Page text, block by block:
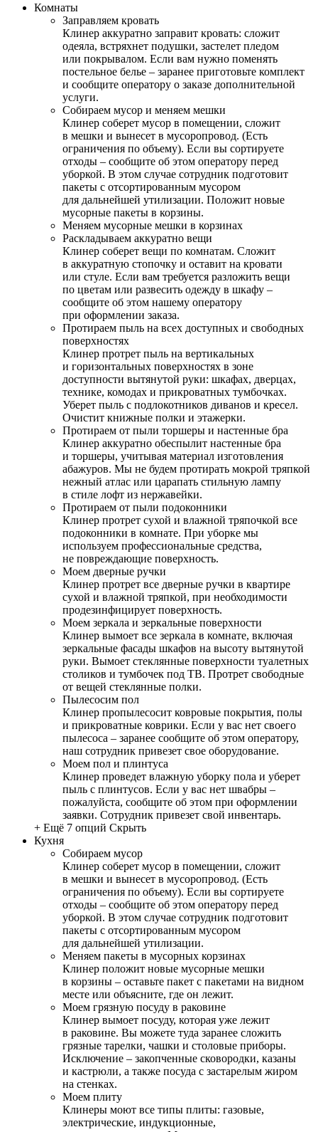
Комнаты
Заправляем кровать
Клинер аккуратно заправит кровать: сложит
одеяла, встряхнет подушки, застелет пледом
или покрывалом. Если вам нужно поменять
постельное белье – заранее приготовьте комплект
и сообщите оператору о заказе дополнительной
услуги.
Собираем мусор и меняем мешки
Клинер соберет мусор в помещении, сложит
в мешки и вынесет в мусоропровод. (Есть
ограничения по объему). Если вы сортируете
отходы – сообщите об этом оператору перед
уборкой. В этом случае сотрудник подготовит
пакеты с отсортированным мусором
для дальнейшей утилизации. Положит новые
мусорные пакеты в корзины.
Меняем мусорные мешки в корзинах
Раскладываем аккуратно вещи
Клинер соберет вещи по комнатам. Сложит
в аккуратную стопочку и оставит на кровати
или стуле. Если вам требуется разложить вещи
по цветам или развесить одежду в шкафу –
сообщите об этом нашему оператору
при оформлении заказа.
Протираем пыль на всех доступных и свободных
поверхностях
Клинер протрет пыль на вертикальных
и горизонтальных поверхностях в зоне
доступности вытянутой руки: шкафах, дверцах,
технике, комодах и прикроватных тумбочках.
Уберет пыль с подлокотников диванов и кресел.
Очистит книжные полки и этажерки.
Протираем от пыли торшеры и настенные бра
Клинер аккуратно обеспылит настенные бра
и торшеры, учитывая материал изготовления
абажуров. Мы не будем протирать мокрой тряпкой
нежный атлас или царапать стильную лампу
в стиле лофт из нержавейки.
Протираем от пыли подоконники
Клинер протрет сухой и влажной тряпочкой все
подоконники в комнате. При уборке мы
используем профессиональные средства,
не повреждающие поверхность.
Моем дверные ручки
Клинер протрет все дверные ручки в квартире
сухой и влажной тряпкой, при необходимости
продезинфицирует поверхность.
Моем зеркала и зеркальные поверхности
Клинер вымоет все зеркала в комнате, включая
зеркальные фасады шкафов на высоту вытянутой
руки. Вымоет стеклянные поверхности туалетных
столиков и тумбочек под ТВ. Протрет свободные
от вещей стеклянные полки.
Пылесосим пол
Клинер пропылесосит ковровые покрытия, полы
и прикроватные коврики. Если у вас нет своего
пылесоса – заранее сообщите об этом оператору,
наш сотрудник привезет свое оборудование.
Моем пол и плинтуса
Клинер проведет влажную уборку пола и уберет
пыль с плинтусов. Если у вас нет швабры –
пожалуйста, сообщите об этом при оформлении
заявки. Сотрудник привезет свой инвентарь.
+ Ещё 7 опций Скрыть
Кухня
Собираем мусор
Клинер соберет мусор в помещении, сложит
в мешки и вынесет в мусоропровод. (Есть
ограничения по объему). Если вы сортируете
отходы – сообщите об этом оператору перед
уборкой. В этом случае сотрудник подготовит
пакеты с отсортированным мусором
для дальнейшей утилизации.
Меняем пакеты в мусорных корзинах
Клинер положит новые мусорные мешки
в корзины – оставьте пакет с пакетами на видном
месте или объясните, где он лежит.
Моем грязную посуду в раковине
Клинер вымоет посуду, которая уже лежит
в раковине. Вы можете туда заранее сложить
грязные тарелки, чашки и столовые приборы.
Исключение – закопченные сковородки, казаны
и кастрюли, а также посуда с застарелым жиром
на стенках.
Моем плиту
Клинеры моют все типы плиты: газовые,
электрические, индукционные,